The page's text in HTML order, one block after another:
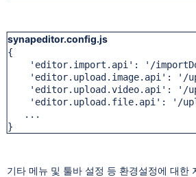
synapeditor.config.js
{
'editor.import.api': '/
'editor.upload.image.api': '/
'editor.upload.video.api': '/
'editor.upload.file.api': '/
   ...
}
기타 메뉴 및 툴바 설정 등 환경설정에 대한